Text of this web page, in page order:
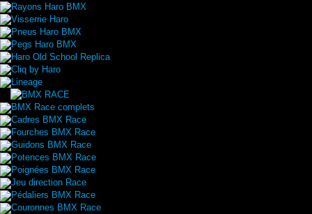
Rayons Haro BMX
Visserrie Haro
Pneus Haro BMX
Pegs Haro BMX
Haro Old School Replica
Cliq by Haro
Lineage
BMX Race complets
Cadres BMX Race
Fourches BMX Race
Guidons BMX Race
Potences BMX Race
Poignées BMX Race
Jeu direction Race
Pédaliers BMX Race
Couronnes BMX Race